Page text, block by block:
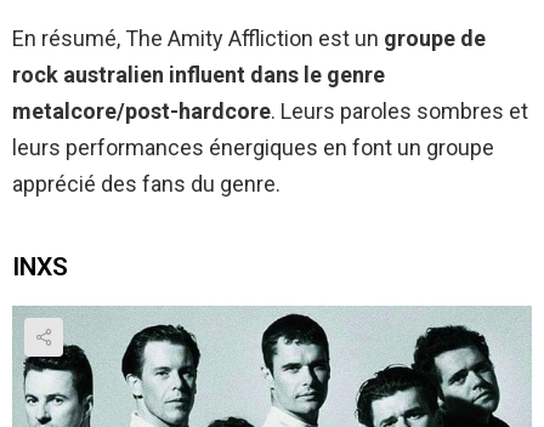
En résumé, The Amity Affliction est un groupe de
rock australien influent dans le genre
metalcore/post-hardcore. Leurs paroles sombres et
leurs performances énergiques en font un groupe
apprécié des fans du genre.
INXS